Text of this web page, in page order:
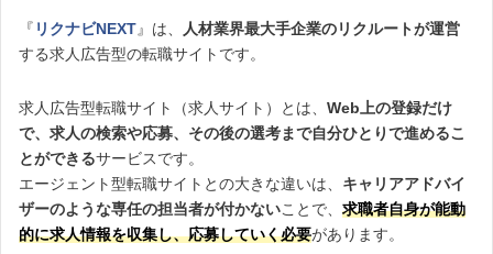
『リクルートエージェント』は、転職エージェント大手というだ
るか、といったデータを大量に持っています
。そのため、「内定
を勝ち取るための面接対策が充実している」という口コミが多く
見受けられました。
コンサル・ 30代前半・男性・年収800万
台
業界大手というだけあり、企業とのつながりも磐石で、1度落ち
いうケースもあります。
エンジニア・ 20代後半・男性・年収600
万台
評価：★★★★★5
ント』の特徴まとめ
Career Theoryによる転職経験者満足度調査で堂々の1位となった
『リクルートエージェント
アンケートからわかったサービスの特徴は、次のような点にある
と言えます。
『 リクナビNEXT』は、
人材業界最大手企業のリクルートが運営
する求人広告型の転職サイトです。
求人広告型転職サイト（求人サイト）とは、 Web上の登録だけ
で、求人の検索や応募、その後の選考まで自分ひとりで進めるこ
とができるサービスです。
エージェント型転職サイトとの大きな違いは、 キャリアアドバイ
ザーのような専任の担当者が付かないことで、 求職者自身が能動
的に求人情報を収集し、応募していく必要があります。